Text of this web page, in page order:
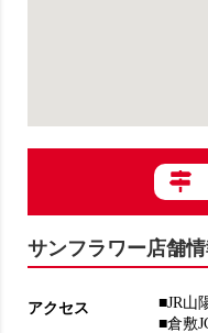
サンフラワー店舗
アクセス
■JR
■倉敷